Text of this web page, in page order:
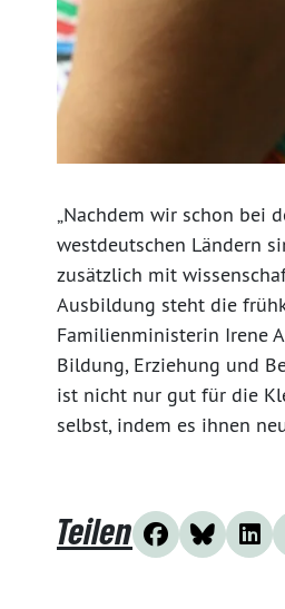
„Nachdem wir schon bei
westdeutschen Ländern
zusätzlich mit
Ausbildung steht die
Familienministerin Irene
Bildung, Erziehung und
ist nicht nur gut für die
selbst, indem es ihnen
Teilen